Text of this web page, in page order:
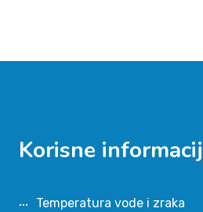
Korisne
Temperatura vode i zraka